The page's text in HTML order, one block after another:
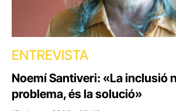
ENTREVISTA
Noemí Santiveri: «La inclusió
problema, és la solució»